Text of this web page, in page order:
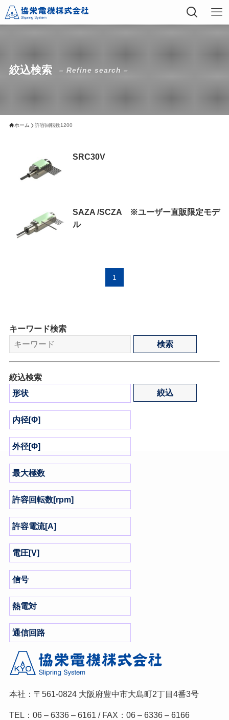
絞込検索 – Refine search –
ホーム 許容回転数1200
SRC30V
SAZA /SCZA ※ユーザー直販限定モデ
ル
1
キーワード検索
絞込検索
形状
内径[Φ]
外径[Φ]
最大極数
許容回転数[rpm]
許容電流[A]
電圧[V]
信号
熱電対
通信回路
本社：〒561-0824 大阪府豊中市大島町2丁目4番3号
TEL：06 – 6336 – 6161 / FAX：06 – 6336 – 6166